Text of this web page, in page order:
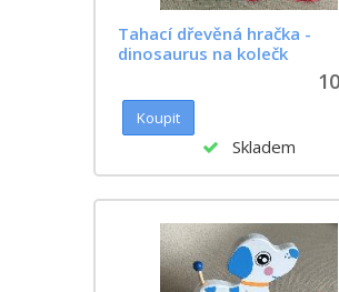
Tahací dřevěná hračka -
dinosaurus na kolečk
Skladem